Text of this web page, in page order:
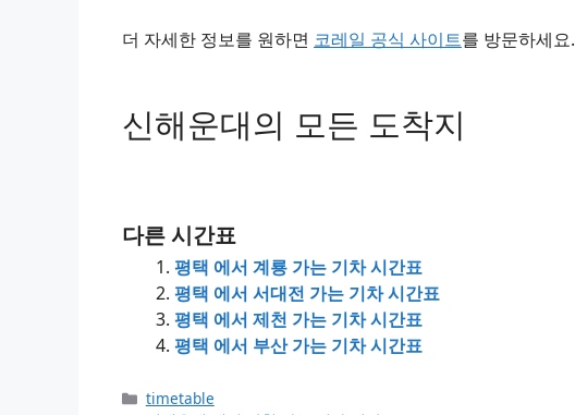
더 자세한 정보를 원하면 코레일 공식 사이트를 방문하세요.
신해운대의 모든 도착지
다른 시간표
평택 에서 계룡 가는 기차 시간표
평택 에서 서대전 가는 기차 시간표
평택 에서 제천 가는 기차 시간표
평택 에서 부산 가는 기차 시간표
Categories
timetable